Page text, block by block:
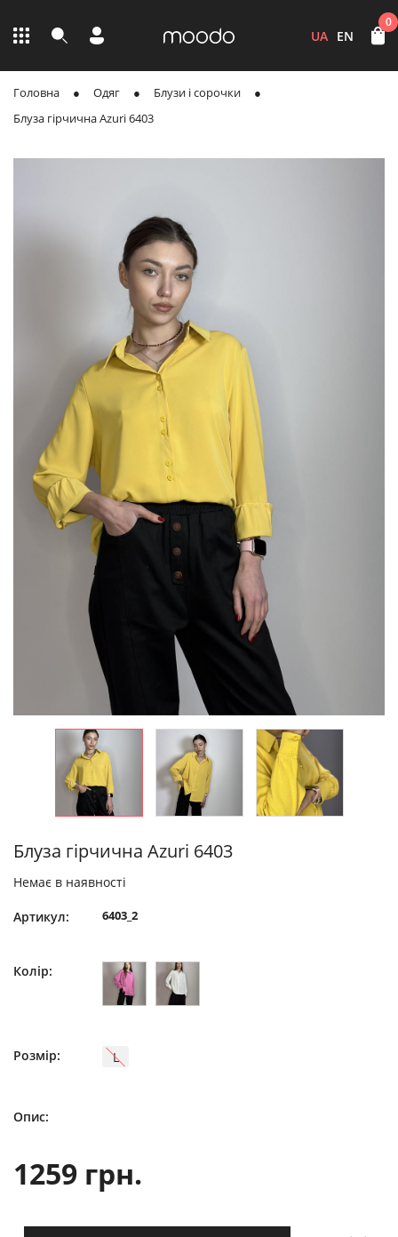
UA EN
0
Головна Одяг
Блузи і сорочки
Блуза гірчична Azuri 6403
Блуза гірчична Azuri 6403
Немає в наявності
Артикул: 6403_2
Колір:
Розмір: L
Опис:
1259 грн.